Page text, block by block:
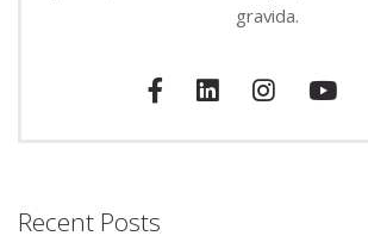
gravida.
Recent Posts